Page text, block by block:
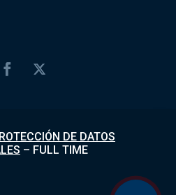
DE DATOS
– FULL TIME